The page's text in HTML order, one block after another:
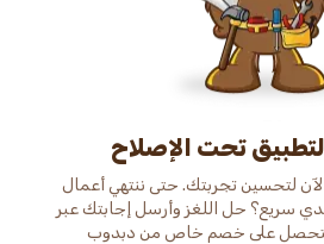
لتحسين تجربتك. حتى ننتهي أعمال
سريع؟ حل اللغز وأرسل إجابتك عبر